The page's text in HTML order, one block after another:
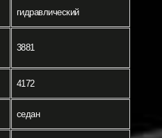
гидравлический
3881
4172
седан